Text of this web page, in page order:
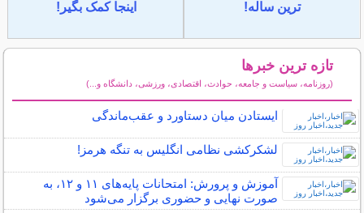
ترین ساله! اینجا کمک بگیر!
تازه ترین خبرها
(روزنامه، سیاست و جامعه، حوادث، اقتصادی، ورزشی، دانشگاه و...)
ایستادن میان دستاورد و عقب‌ماندگی
لشکرکشی نظامی انگلیس به تنگه هرمز!
آموزش و پرورش: امتحانات پایه‌های ۱۱ و ۱۲، به
صورت نهایی و حضوری برگزار می‌شود